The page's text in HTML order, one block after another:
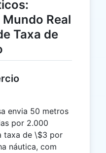
Real
Taxa de
envia 50 metros
por 2.000
taxa de \$3 por
náutica, com